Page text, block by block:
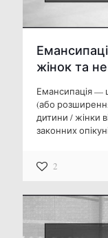
жінок та
Емансипація —
(або
дитини / жінки
законних
2